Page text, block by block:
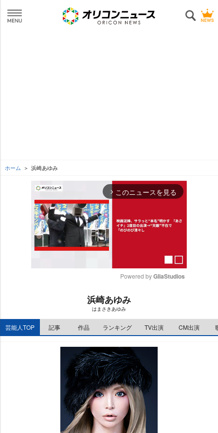
ホーム 浜崎あゆみ
arrow_forward_ios このニュースを見る
e
Powered by GliaStudios
浜崎あゆみ
はまさきあゆみ
芸能人TOP 記事 作品 ランキング TV出演 CM出演